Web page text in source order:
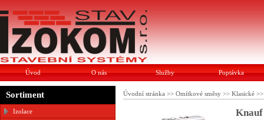
Úvod O nás Služby Poptávka
Sortiment
Izolace
Úvodní stránka >> Omítkové směsy >> Klasické